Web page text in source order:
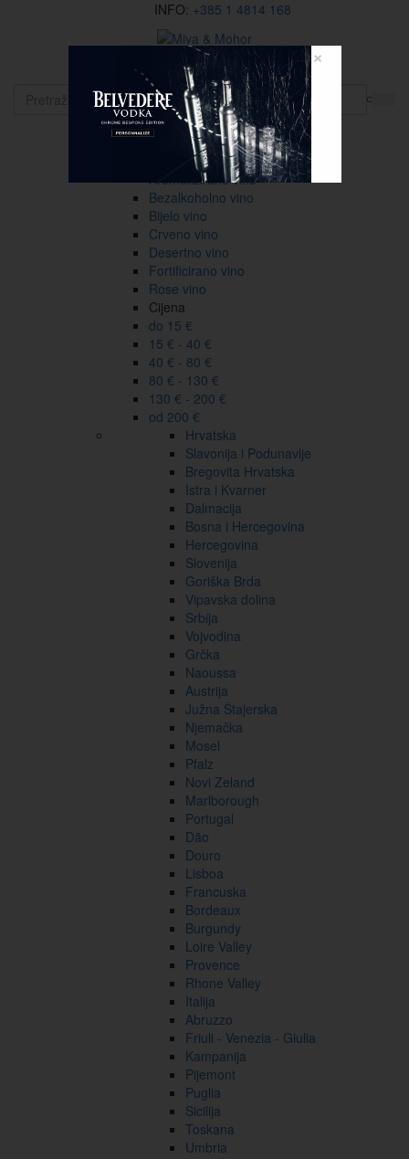
INFO: +385 1 4814 168
EN
Vrsta
Aromatizirano vino
Bezalkoholno vino
Bijelo vino
Crveno vino
Desertno vino
Fortificirano vino
Rose vino
Cijena
do 15 €
15 € - 40 €
40 € - 80 €
80 € - 130 €
130 € - 200 €
od 200 €
Hrvatska
Slavonija i Podunavlje
Bregovita Hrvatska
Istra i Kvarner
Dalmacija
Bosna i Hercegovina
Hercegovina
Slovenija
Goriška Brda
Vipavska dolina
Srbija
Vojvodina
Grčka
Naoussa
Austrija
Južna Štajerska
Njemačka
Mosel
Pfalz
Novi Zeland
Marlborough
Portugal
Dão
Douro
Lisboa
Francuska
Bordeaux
Burgundy
Loire Valley
Provence
Rhone Valley
Italija
Abruzzo
Friuli - Venezia - Giulia
Kampanija
Pijemont
Puglia
Sicilija
Toskana
Umbria
×